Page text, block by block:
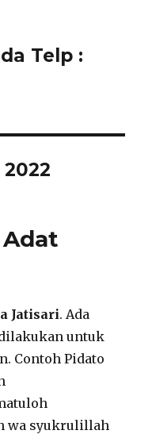
Telp :
Jatisari. Ada
untuk
Contoh Pidato
wa syukrulillah